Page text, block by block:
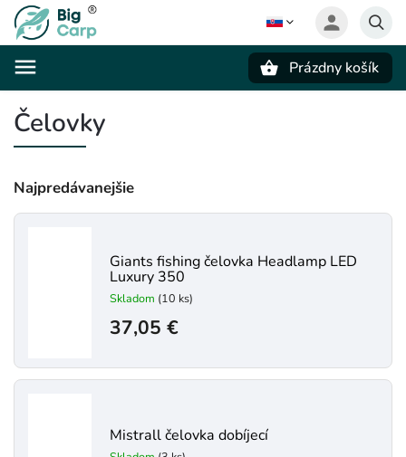
Prázdny košík
Čelovky
Najpredávanejšie
Giants fishing čelovka Headlamp LED
Luxury 350
Skladom (10 ks)
37,05 €
Mistrall čelovka dobíjecí